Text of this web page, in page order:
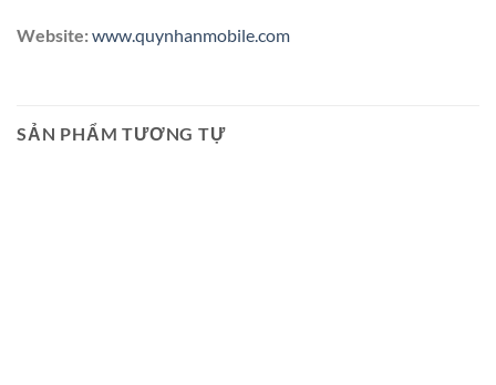
Website:www.quynhanmobile.com
SẢN PHẨM TƯƠNG TỰ